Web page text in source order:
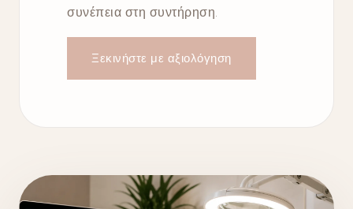
συνέπεια στη συντήρηση.
Ξεκινήστε με αξιολόγηση